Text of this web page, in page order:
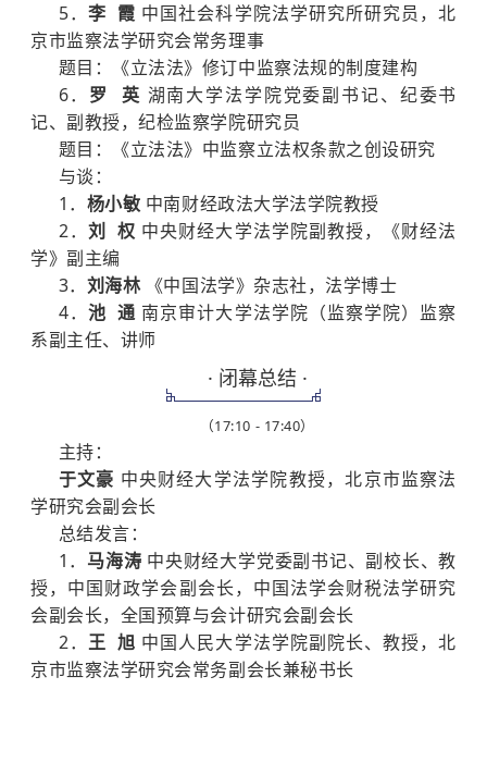
5． 李 霞 中国社会科学院法学研究所研究员，北
京市监察法学研究会常务理事
题目：《立法法》修订中监察法规的制度建构
6． 罗 英 湖南大学法学院党委副书记、纪委书
记、副教授，纪检监察学院研究员
题目：《立法法》中监察立法权条款之创设研究
与谈：
1． 杨小敏中南财经政法大学法学院教授
2． 刘 权 中央财经大学法学院副教授，《财经法
学》副主编
3． 刘海林《中国法学》杂志社，法学博士
4． 池 通 南京审计大学法学院（监察学院）监察
系副主任、讲师
· 闭幕总结 ·
（17:10 - 17:40）
主持：
于文豪 中央财经大学法学院教授，北京市监察法
学研究会副会长
总结发言：
1． 马海涛 中央财经大学党委副书记、副校长、教
授，中国财政学会副会长，中国法学会财税法学研究
会副会长，全国预算与会计研究会副会长
2． 王 旭 中国人民大学法学院副院长、教授，北
京市监察法学研究会常务副会长兼秘书长